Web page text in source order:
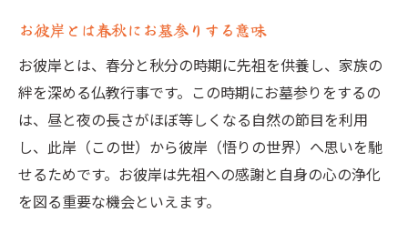
お彼岸とは春秋にお墓参りする意味
お彼岸とは、春分と秋分の時期に先祖を供養し、家族の
絆を深める仏教行事です。この時期にお墓参りをするの
は、昼と夜の長さがほぼ等しくなる自然の節目を利用
し、此岸（この世）から彼岸（悟りの世界）へ思いを馳
せるためです。お彼岸は先祖への感謝と自身の心の浄化
を図る重要な機会といえます。